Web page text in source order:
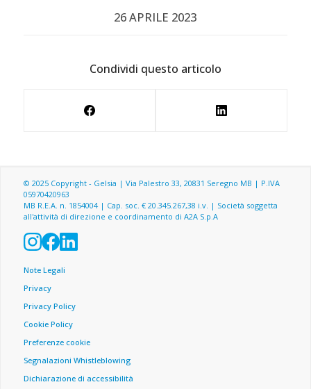
26 APRILE 2023
Condividi questo articolo
© 2025 Copyright - Gelsia | Via Palestro 33, 20831 Seregno MB | P.IVA
05970420963
MB R.E.A. n. 1854004 | Cap. soc. € 20.345.267,38 i.v. | Società soggetta
all'attività di direzione e coordinamento di A2A S.p.A
Menu footer
Note Legali
Privacy
Privacy Policy
Cookie Policy
Preferenze cookie
Segnalazioni Whistleblowing
Dichiarazione di accessibilità